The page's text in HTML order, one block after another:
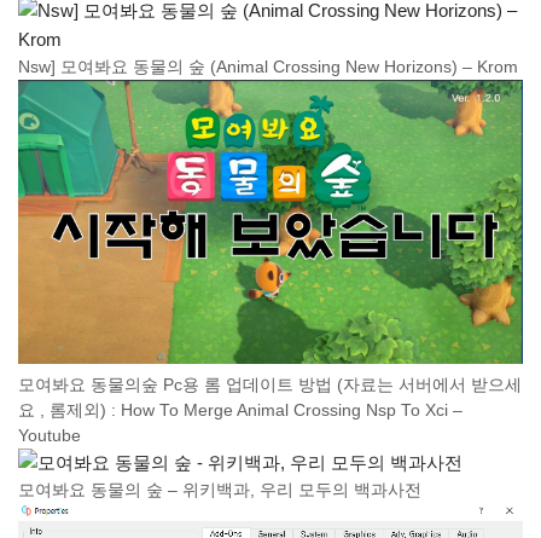
Nsw] 모여봐요 동물의 숲 (Animal Crossing New Horizons) – Krom
모여봐요 동물의숲 Pc용 롬 업데이트 방법 (자료는 서버에서 받으세
요 , 롬제외) : How To Merge Animal Crossing Nsp To Xci –
Youtube
모여봐요 동물의 숲 – 위키백과, 우리 모두의 백과사전